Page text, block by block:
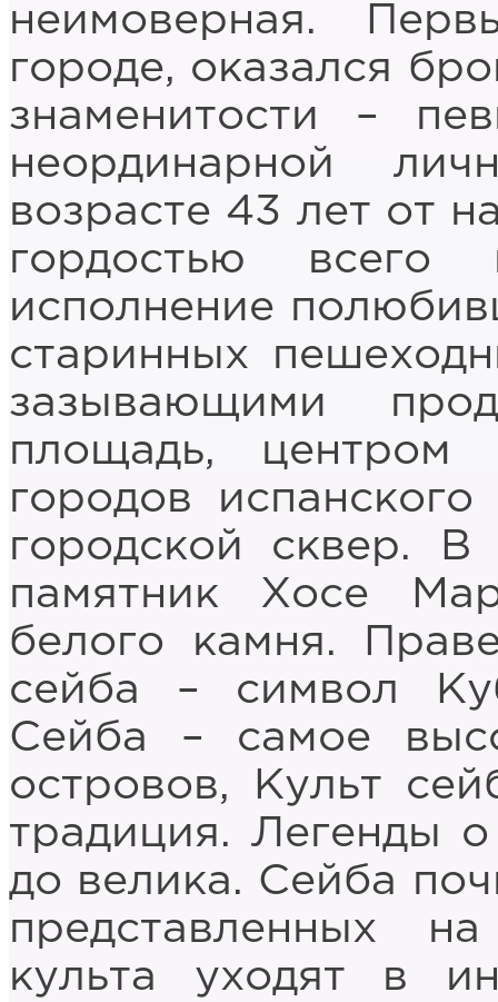
неимоверная.
городе, оказался
знаменитости –
неординарной
возрасте 43 лет от
гордостью всего
исполнение
старинных
зазывающими
площадь,
городов
городской сквер.
памятник Хосе
белого камня.
сейба – символ
Сейба – самое
островов, Культ
традиция. Легенды
до велика. Сейба
представленных
культа уходят в